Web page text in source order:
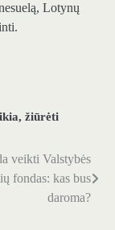
Lotynų
, žiūrėti
veikti Valstybės
fondas: kas bus
daroma?